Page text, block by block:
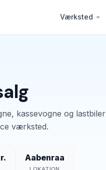
Værksted
kassevogne og lastbiler
værksted.
Aabenraa